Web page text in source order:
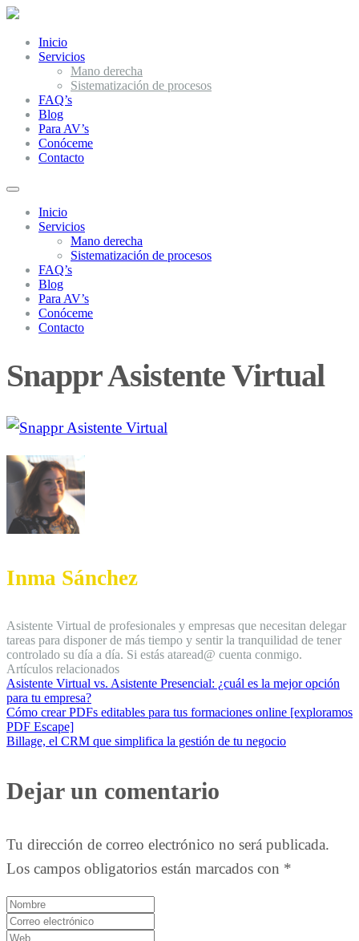
Inicio
Servicios
Mano derecha
Sistematización de procesos
FAQ’s
Blog
Para AV’s
Conóceme
Contacto
Inicio
Servicios
Mano derecha
Sistematización de procesos
FAQ’s
Blog
Para AV’s
Conóceme
Contacto
Snappr Asistente Virtual
Inma Sánchez
Asistente Virtual de profesionales y empresas que necesitan delegar
tareas para disponer de más tiempo y sentir la tranquilidad de tener
controlado su día a día. Si estás ataread@ cuenta conmigo.
Artículos relacionados
Asistente Virtual vs. Asistente Presencial: ¿cuál es la mejor opción
para tu empresa?
Cómo crear PDFs editables para tus formaciones online [exploramos
PDF Escape]
Billage, el CRM que simplifica la gestión de tu negocio
Dejar un comentario
Tu dirección de correo electrónico no será publicada.
Los campos obligatorios están marcados con *